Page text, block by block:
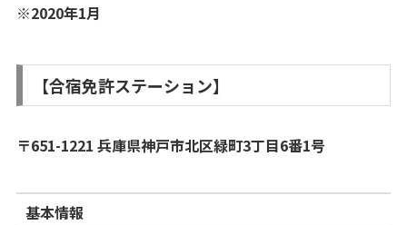
※2020年1月
【合宿免許ステーション】
〒651-1221 兵庫県神戸市北区緑町3丁目6番1号
基本情報